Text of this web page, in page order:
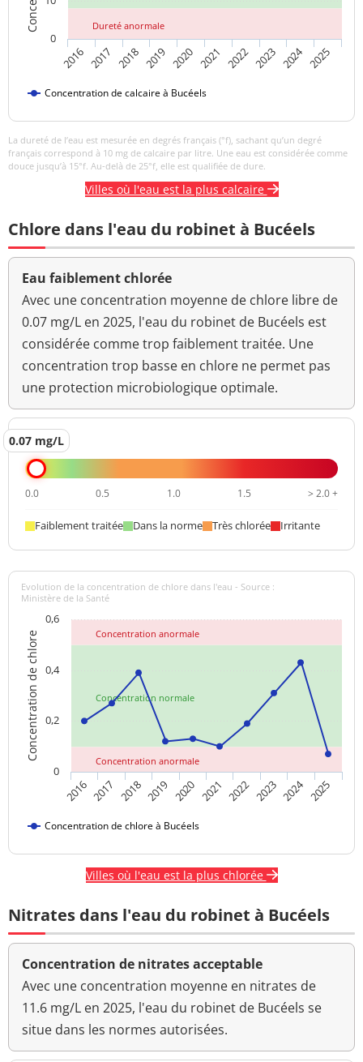
Dureté anormale
Concentration de calcaire à Bucéels
2016 2017 2018 2019 2020 2021 2022 2023 2024 2025
0
La dureté de l’eau est mesurée en degrés français (°f), sachant qu’un degré
français correspond à 10 mg de calcaire par litre. Une eau est considérée comme
douce jusqu’à 15°f. Au-delà de 25°f, elle est qualifiée de dure.
Villes où l'eau est la plus calcaire
Chlore dans l'eau du robinet à Bucéels
Eau faiblement chlorée
Avec une concentration moyenne de chlore libre de
0.07 mg/L en 2025, l'eau du robinet de Bucéels est
considérée comme trop faiblement traitée. Une
concentration trop basse en chlore ne permet pas
une protection microbiologique optimale.
0.07 mg/L
0.0 0.5 1.0 1.5 > 2.0 +
Faiblement traitée Dans la norme Très chlorée Irritante
Concentration normale
Concentration anormale
Concentration anormale
Concentration de chlore
Evolution de la concentration de chlore dans l'eau - Source :
Ministère de la Santé
Concentration de chlore à Bucéels
2016 2017 2018 2019 2020 2021 2022 2023 2024 2025
0
0,2
0,4
0,6
Villes où l'eau est la plus chlorée
Nitrates dans l'eau du robinet à Bucéels
Concentration de nitrates acceptable
Avec une concentration moyenne en nitrates de
11.6 mg/L en 2025, l'eau du robinet de Bucéels se
situe dans les normes autorisées.